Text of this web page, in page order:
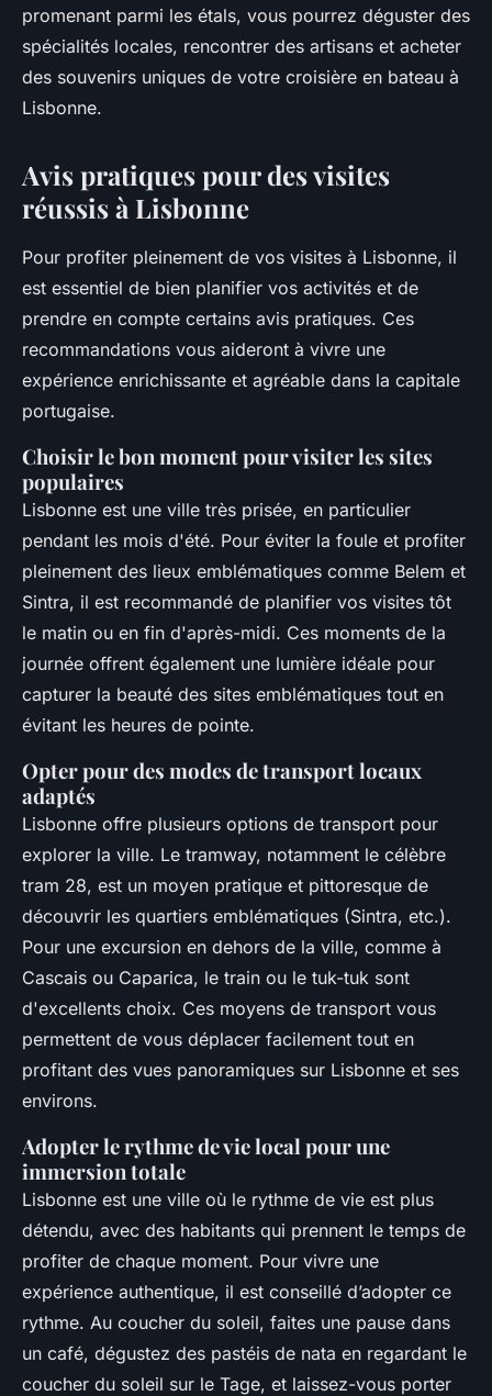
promenant parmi les étals, vous pourrez déguster des
spécialités locales, rencontrer des artisans et acheter
des souvenirs uniques de votre croisière en bateau à
Lisbonne.
Avis pratiques pour des visites
réussis à Lisbonne
Pour profiter pleinement de vos visites à Lisbonne, il
est essentiel de bien planifier vos activités et de
prendre en compte certains avis pratiques. Ces
recommandations vous aideront à vivre une
expérience enrichissante et agréable dans la capitale
portugaise.
Choisir le bon moment pour visiter les sites
populaires
Lisbonne est une ville très prisée, en particulier
pendant les mois d'été. Pour éviter la foule et profiter
pleinement des lieux emblématiques comme Belem et
Sintra, il est recommandé de planifier vos visites tôt
le matin ou en fin d'après-midi. Ces moments de la
journée offrent également une lumière idéale pour
capturer la beauté des sites emblématiques tout en
évitant les heures de pointe.
Opter pour des modes de transport locaux
adaptés
Lisbonne offre plusieurs options de transport pour
explorer la ville. Le tramway, notamment le célèbre
tram 28, est un moyen pratique et pittoresque de
découvrir les quartiers emblématiques (Sintra, etc.).
Pour une excursion en dehors de la ville, comme à
Cascais ou Caparica, le train ou le tuk-tuk sont
d'excellents choix. Ces moyens de transport vous
permettent de vous déplacer facilement tout en
profitant des vues panoramiques sur Lisbonne et ses
environs.
Adopter le rythme de vie local pour une
immersion totale
Lisbonne est une ville où le rythme de vie est plus
détendu, avec des habitants qui prennent le temps de
profiter de chaque moment. Pour vivre une
expérience authentique, il est conseillé d’adopter ce
rythme. Au coucher du soleil, faites une pause dans
un café, dégustez des pastéis de nata en regardant le
coucher du soleil sur le Tage, et laissez-vous porter